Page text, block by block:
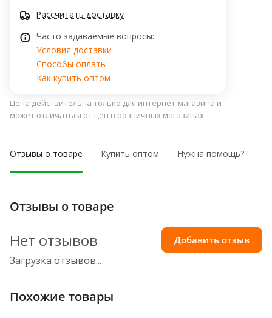
Рассчитать доставку
Часто задаваемые вопросы:
Условия доставки
Способы оплаты
Как купить оптом
Цена действительна только для интернет-магазина и
может отличаться от цен в розничных магазинах
Отзывы о товаре Купить оптом Нужна помощь?
Отзывы о товаре
Загрузка отзывов...
Нет отзывов Добавить отзыв
Похожие товары